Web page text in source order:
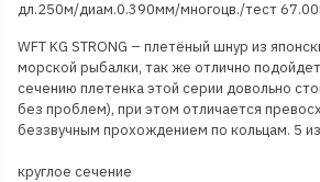
дл.250м/диам.0.390мм/многоцв./тест
WFT KG STRONG – плетёный шнур из
морской рыбалки, так же отлично
сечению плетенка этой серии довольно
без проблем), при этом отличается
беззвучным прохождением по кольцам. 5
круглое сечение